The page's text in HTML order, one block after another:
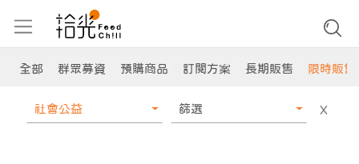
全部 群眾募資 預購商品 訂閱方案 長期販售 限時販售
社會公益 篩選 X